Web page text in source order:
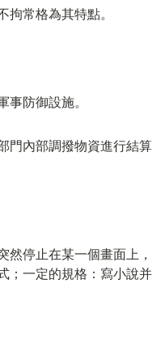
常格為其特點。
防御設施。
門內部調撥物資進行結算
停止在某一個畫面上，
；一定的規格：寫小說并